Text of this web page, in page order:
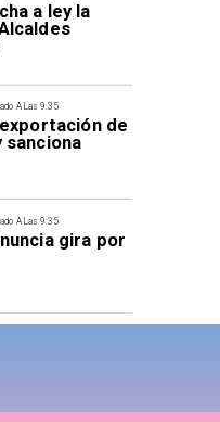
a ley la
A Las 9:35
de
sanciona
A Las 9:35
gira por